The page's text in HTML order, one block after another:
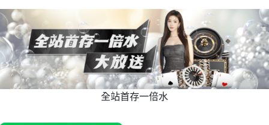
全站首存一倍水